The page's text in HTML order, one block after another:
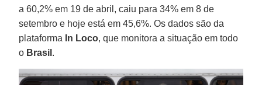
a 60,2% em 19 de abril, caiu para 34% em 8 de
setembro e hoje está em 45,6%. Os dados são da
plataforma In Loco, que monitora a situação em todo
o Brasil .